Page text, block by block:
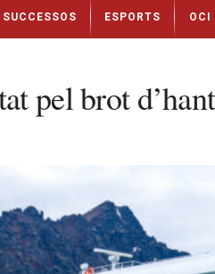
SUCCESSOS ESPORTS OCI
pel brot